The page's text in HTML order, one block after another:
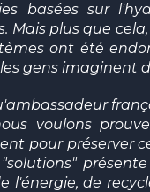
basées sur
Mais plus que
ont été
gens imaginent
voulons
pour préserver
l'énergie, de